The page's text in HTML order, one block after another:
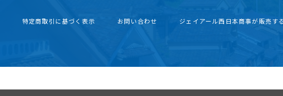
特定商取引に基づく表示 お問い合わせ ジェイアール西日本商事が販売す